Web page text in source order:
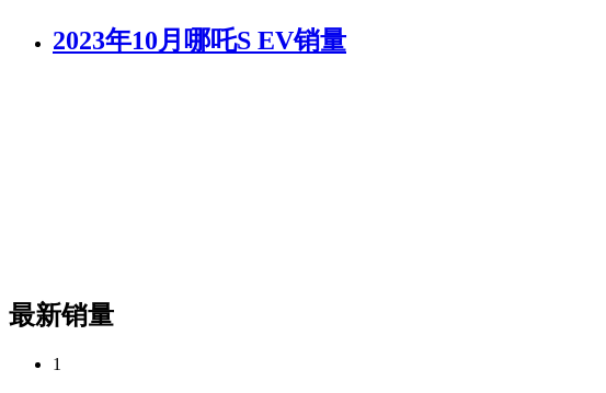
2023年10月哪吒S EV销量
最新销量
1